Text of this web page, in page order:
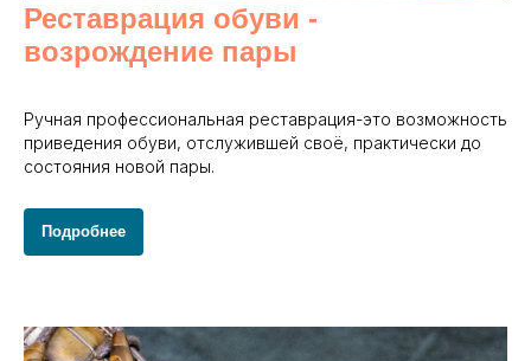
Реставрация обуви -
возрождение пары
Ручная профессиональная реставрация-это возможность
приведения обуви, отслужившей своё, практически до
состояния новой пары.
Подробнее